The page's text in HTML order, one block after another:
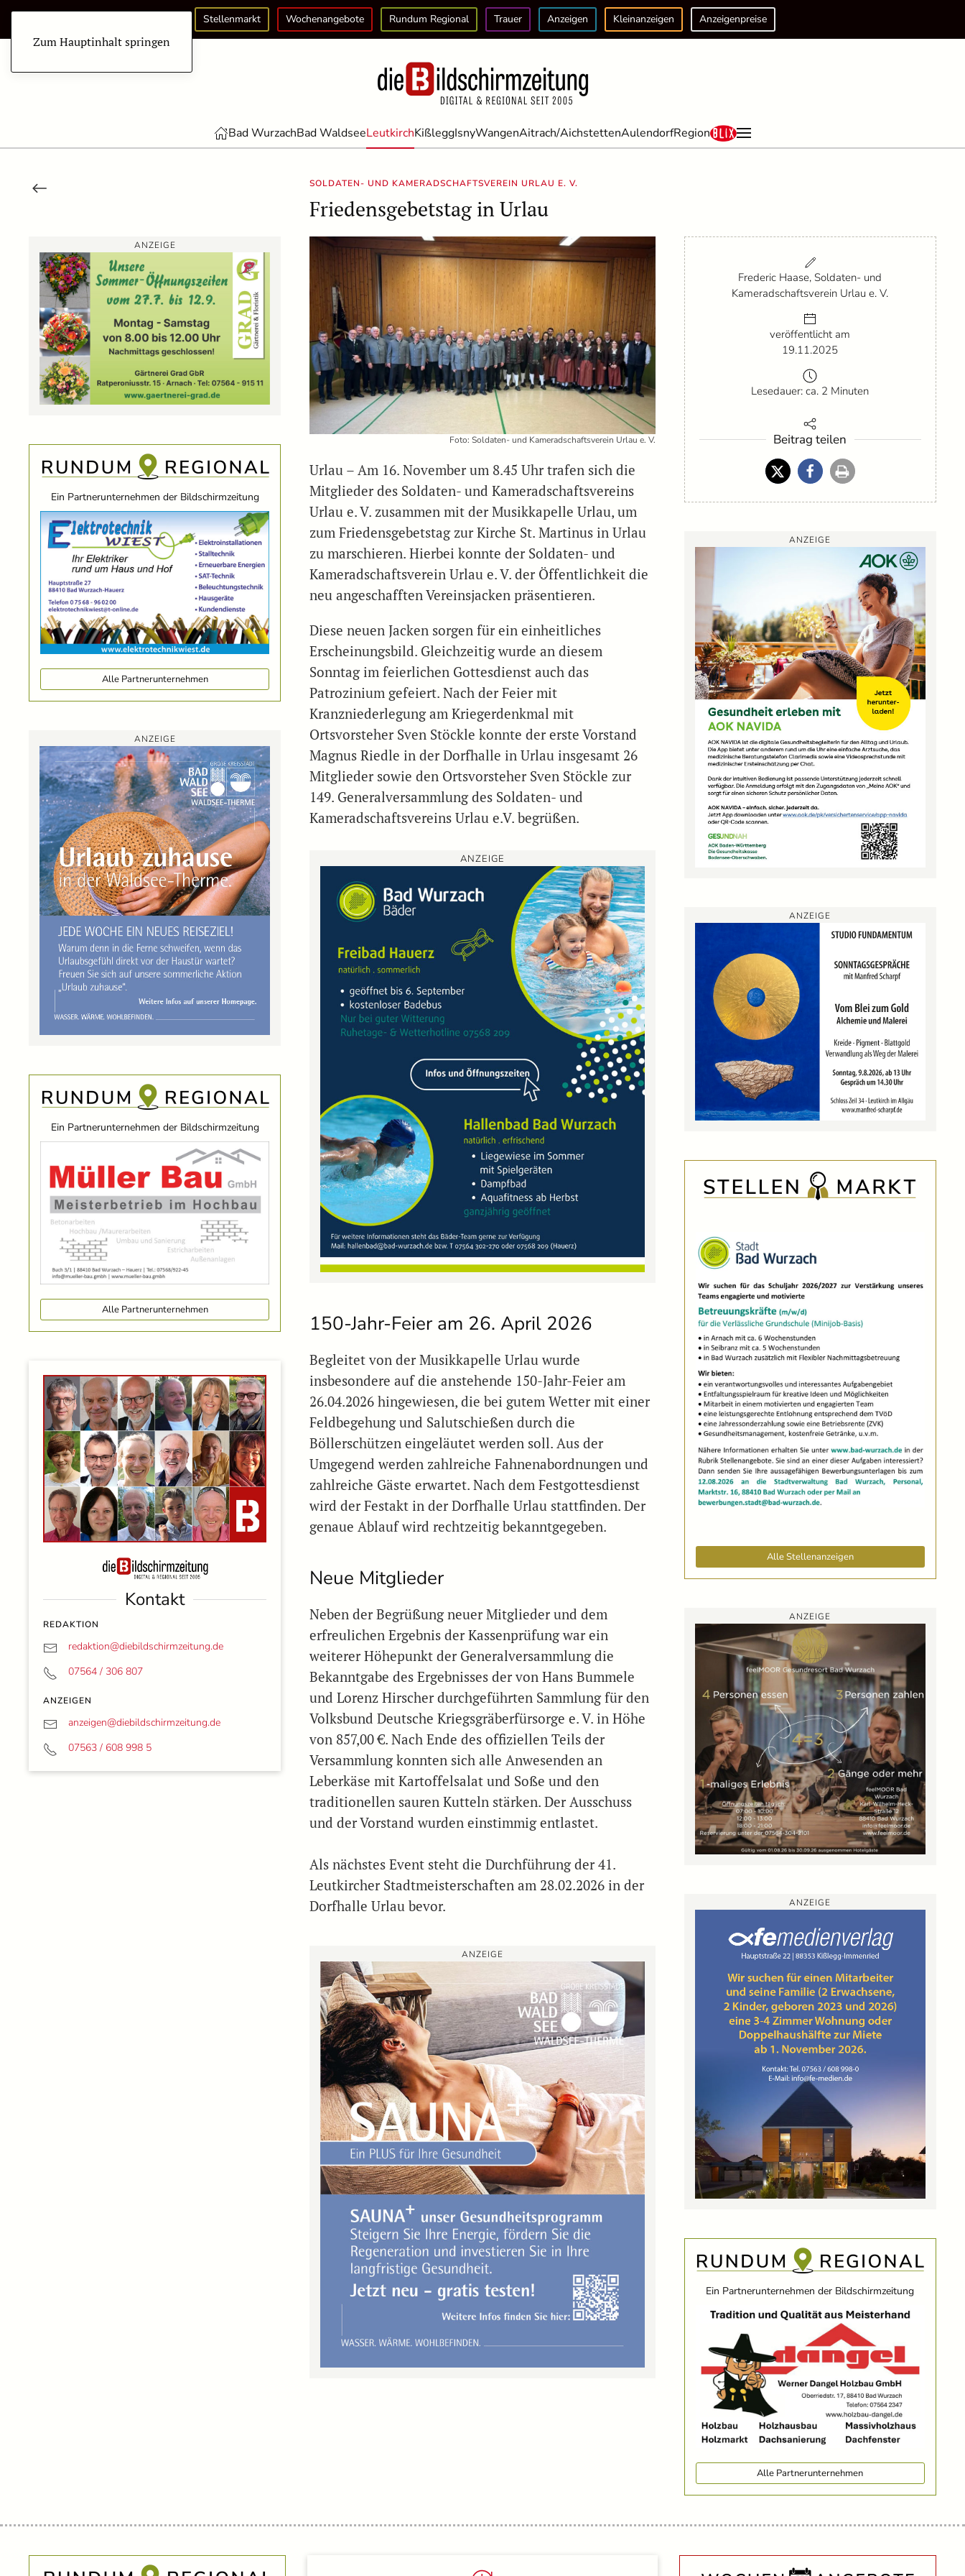
Zum Hauptinhalt springen
Stellenmarkt Wochenangebote Rundum Regional Trauer Anzeigen Kleinanzeigen Anzeigenpreise
Bad WurzachBad WaldseeLeutkirchKißleggIsnyWangenAitrach/AichstettenAulendorfRegion
SOLDATEN- UND KAMERADSCHAFTSVEREIN URLAU E. V.
Friedensgebetstag in Urlau
ANZEIGE
Ein Partnerunternehmen der Bildschirmzeitung
Alle Partnerunternehmen
ANZEIGE
Ein Partnerunternehmen der Bildschirmzeitung
Alle Partnerunternehmen
Kontakt
REDAKTION
redaktion@diebildschirmzeitung.de
07564 / 306 807
ANZEIGEN
anzeigen@diebildschirmzeitung.de
07563 / 608 998 5
Foto: Soldaten- und Kameradschaftsverein Urlau e. V.
Urlau – Am 16. November um 8.45 Uhr trafen sich die
Mitglieder des Soldaten- und Kameradschaftsvereins
Urlau e. V. zusammen mit der Musikkapelle Urlau, um
zum Friedensgebetstag zur Kirche St. Martinus in Urlau
zu marschieren. Hierbei konnte der Soldaten- und
Kameradschaftsverein Urlau e. V. der Öffentlichkeit die
neu angeschafften Vereinsjacken präsentieren.
Diese neuen Jacken sorgen für ein einheitliches
Erscheinungsbild. Gleichzeitig wurde an diesem
Sonntag im feierlichen Gottesdienst auch das
Patrozinium gefeiert. Nach der Feier mit
Kranzniederlegung am Kriegerdenkmal mit
Ortsvorsteher Sven Stöckle konnte der erste Vorstand
Magnus Riedle in der Dorfhalle in Urlau insgesamt 26
Mitglieder sowie den Ortsvorsteher Sven Stöckle zur
149. Generalversammlung des Soldaten- und
Kameradschaftsvereins Urlau e.V. begrüßen.
ANZEIGE
150-Jahr-Feier am 26. April 2026
Begleitet von der Musikkapelle Urlau wurde
insbesondere auf die anstehende 150-Jahr-Feier am
26.04.2026 hingewiesen, die bei gutem Wetter mit einer
Feldbegehung und Salutschießen durch die
Böllerschützen eingeläutet werden soll. Aus der
Umgegend werden zahlreiche Fahnenabordnungen und
zahlreiche Gäste erwartet. Nach dem Festgottesdienst
wird der Festakt in der Dorfhalle Urlau stattfinden. Der
genaue Ablauf wird rechtzeitig bekanntgegeben.
Neue Mitglieder
Neben der Begrüßung neuer Mitglieder und dem
erfreulichen Ergebnis der Kassenprüfung war ein
weiterer Höhepunkt der Generalversammlung die
Bekanntgabe des Ergebnisses der von Hans Bummele
und Lorenz Hirscher durchgeführten Sammlung für den
Volksbund Deutsche Kriegsgräberfürsorge e. V. in Höhe
von 857,00 €. Nach Ende des offiziellen Teils der
Versammlung konnten sich alle Anwesenden an
Leberkäse mit Kartoffelsalat und Soße und den
traditionellen sauren Kutteln stärken. Der Ausschuss
und der Vorstand wurden einstimmig entlastet.
Als nächstes Event steht die Durchführung der 41.
Leutkircher Stadtmeisterschaften am 28.02.2026 in der
Dorfhalle Urlau bevor.
ANZEIGE
Frederic Haase, Soldaten- und
Kameradschaftsverein Urlau e. V.
veröffentlicht am
19.11.2025
Lesedauer: ca. 2 Minuten
Beitrag teilen
ANZEIGE
ANZEIGE
Alle Stellenanzeigen
ANZEIGE
ANZEIGE
Ein Partnerunternehmen der Bildschirmzeitung
Alle Partnerunternehmen